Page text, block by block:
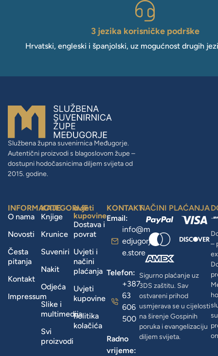
3 jezika korisničke podrške
Hrvatski, engleski i španjolski, uz mogućnost drugih
Službena župna suvenirnica Međugorje.
Autentični proizvodi s blagoslovom župe –
dostupni hodočasnicima diljem svijeta od
2015. godine.
INFORMACIJE
O nama
Novosti
Česta
pitanja
Kontakt
Impressum
KATEGORIJE
Knjige
Krunice
Suveniri
Nakit
Odjeća
Slike i
multimedija
Svi
proizvodi
uvjeti
kupovine
Dostava i
povrat
Uvjeti i
načini
plaćanja
Uvjeti
kupovine
Politika
kolačića
KONTAKT
Email:
info@m
edjugorj
e.store
Telefon:
+387
63
606
500
Radno
vrijeme:
NAČINI PLAĆANJA
Sigurno plaćanje uz
3DS zaštitu. Sav
ostvareni prihod
usmjerava se u cijelosti
na širenje Gospinih
poruka i evangelizaciju
diljem svijeta.
–